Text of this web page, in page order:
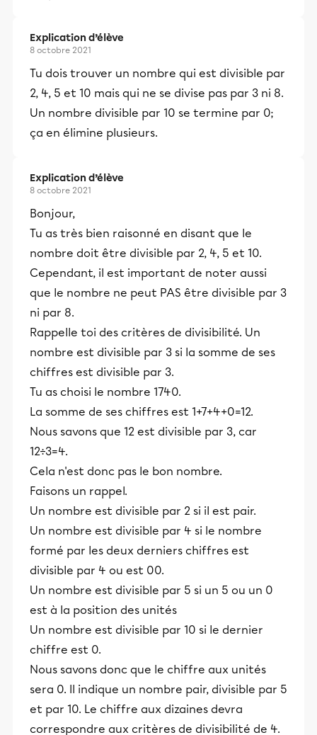
Explication d’élève
8 octobre 2021
Tu dois trouver un nombre qui est divisible par
2, 4, 5 et 10 mais qui ne se divise pas par 3 ni 8.
Un nombre divisible par 10 se termine par 0;
ça en élimine plusieurs.
Explication d’élève
8 octobre 2021
Bonjour,
Tu as très bien raisonné en disant que le
nombre doit être divisible par 2, 4, 5 et 10.
Cependant, il est important de noter aussi
que le nombre ne peut PAS être divisible par 3
ni par 8.
Rappelle toi des critères de divisibilité. Un
nombre est divisible par 3 si la somme de ses
chiffres est divisible par 3.
Tu as choisi le nombre 1740.
La somme de ses chiffres est 1+7+4+0=12.
Nous savons que 12 est divisible par 3, car
12÷3=4.
Cela n'est donc pas le bon nombre.
Faisons un rappel.
Un nombre est divisible par 2 si il est pair.
Un nombre est divisible par 4 si le nombre
formé par les deux derniers chiffres est
divisible par 4 ou est 00.
Un nombre est divisible par 5 si un 5 ou un 0
est à la position des unités
Un nombre est divisible par 10 si le dernier
chiffre est 0.
Nous savons donc que le chiffre aux unités
sera 0. Il indique un nombre pair, divisible par 5
et par 10. Le chiffre aux dizaines devra
correspondre aux critères de divisibilité de 4.